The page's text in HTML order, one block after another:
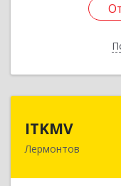
ITKMV
Лермонтов